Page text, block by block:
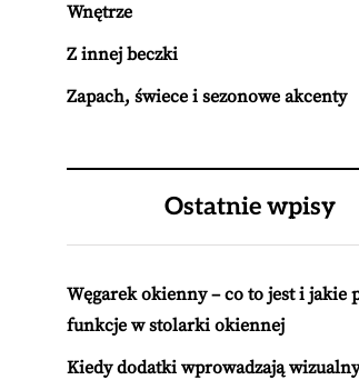
Wnętrze
Z innej beczki
Zapach, świece i sezonowe akcenty
Ostatnie wpisy
Węgarek okienny – co to jest i jakie
funkcje w stolarki okiennej
Kiedy dodatki wprowadzają wizualny